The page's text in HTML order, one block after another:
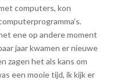
computers, kon
ene op andere moment
jaar kwamen er nieuwe
zagen het als kans om
een mooie tijd, ik kijk er